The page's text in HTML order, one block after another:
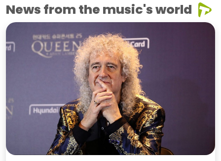
News from the music's world